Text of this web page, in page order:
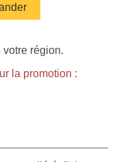
région.
la promotion :